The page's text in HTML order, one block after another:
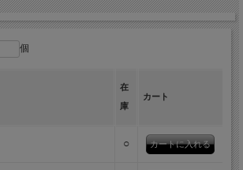
コラージュを落とし込んだ
パンツ。涼しく軽やかな穿
個
在
庫
カート
○